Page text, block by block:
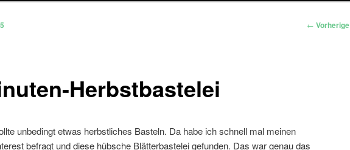
← Vorherige
Herbstbastelei
unbedingt etwas herbstliches Basteln. Da habe ich schnell mal meinen
befragt und diese hübsche Blätterbastelei gefunden. Das war genau das